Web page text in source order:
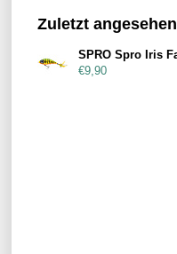
Zuletzt angesehen
€9,90